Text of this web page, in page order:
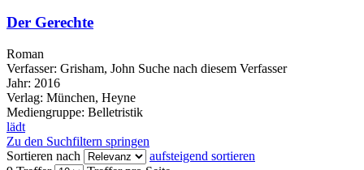
Der Gerechte
Roman
Verfasser: Grisham, John Suche nach diesem Verfasser
Jahr: 2016
Verlag: München, Heyne
Mediengruppe: Belletristik
lädt
Zu den Suchfiltern springen
Sortieren nach
aufsteigend sortieren